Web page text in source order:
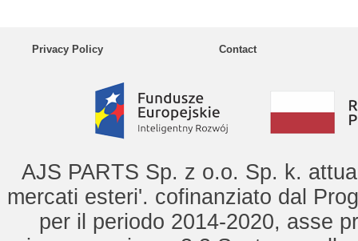
Privacy Policy Contact
AJS PARTS Sp. z o.o. Sp. k.
mercati esteri'. cofinanziato dal
per il periodo 2014-2020, asse